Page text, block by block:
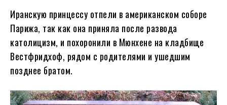
Иранскую принцессу отпели в американском соборе
Парижа, так как она приняла после развода
католицизм, и похоронили в Мюнхене на кладбище
Вестфридхоф, рядом с родителями и ушедшим
позднее братом.